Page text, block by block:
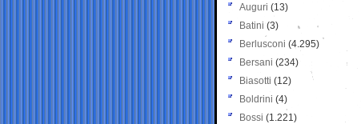
Auguri (13)
Batini (3)
Berlusconi (4.295)
Bersani (234)
Biasotti (12)
Boldrini (4)
Bossi (1.221)